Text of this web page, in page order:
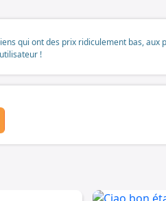
qui ont des prix ridiculement bas, aux
!